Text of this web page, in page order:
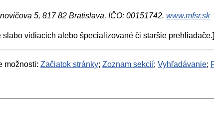
5, 817 82 Bratislava, IČO: 00151742. www.mfsr.sk
vidiacich alebo špecializované či staršie prehliadače.]
možnosti: Začiatok stránky; Zoznam sekcií; Vyhľadávanie;